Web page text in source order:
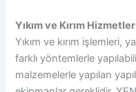
Yıkım ve Kırım
Yıkım ve kırım işlemleri,
farklı yöntemlerle
malzemelerle yapılan